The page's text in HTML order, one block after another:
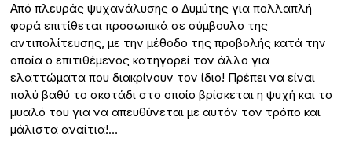
Από πλευράς ψυχανάλυσης ο Δυμύτης για πολλαπλή
φορά επιτίθεται προσωπικά σε σύμβουλο της
αντιπολίτευσης, με την μέθοδο της προβολής κατά την
οποία ο επιτιθέμενος κατηγορεί τον άλλο για
ελαττώματα που διακρίνουν τον ίδιο! Πρέπει να είναι
πολύ βαθύ το σκοτάδι στο οποίο βρίσκεται η ψυχή και το
μυαλό του για να απευθύνεται με αυτόν τον τρόπο και
μάλιστα αναίτια!…